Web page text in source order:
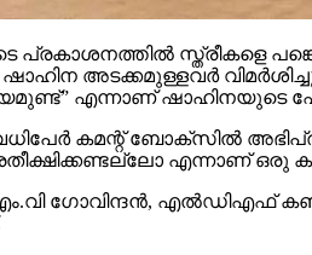
സ്ത്രീകളെ
അടക്കമുള്ളവര്‍
എന്നാണ് ഷാഹിനയുടെ
കമന്റ് ബോക്‌സില്‍
എന്നാണ് ഒരു
ഗോവിന്ദന്‍, എല്‍ഡിഎഫ്